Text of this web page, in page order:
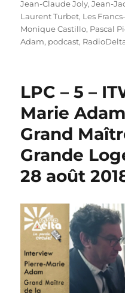
Jean-Claude Joly,Jean-
Laurent Turbet, Les
Monique Castillo, Pascal
Adam, podcast,
LPC – 5 –
Marie
Grand
Grande
28 août